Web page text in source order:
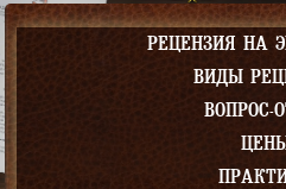
РЕЦЕНЗИЯ НА
ВИДЫ
ВОПРОС-